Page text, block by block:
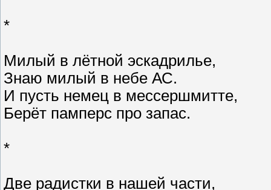
*
Милый в лётной эскадрилье,
Знаю милый в небе АС.
И пусть немец в мессершмитте,
Берёт памперс про запас.
*
Две радистки в нашей части,